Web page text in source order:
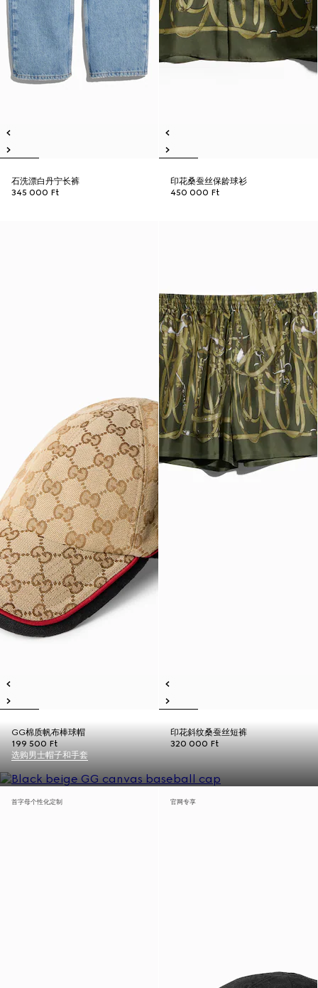
石洗漂白丹宁长裤
345 000 Ft
印花桑蚕丝保龄球衫
450 000 Ft
GG棉质帆布棒球帽
199 500 Ft
印花斜纹桑蚕丝短裤
320 000 Ft
选购男士帽子和手套
首字母个性化定制 官网专享